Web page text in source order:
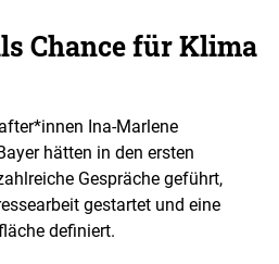
Chance für Klima
Ina-Marlene
hätten in den ersten
Gespräche geführt,
gestartet und eine
definiert.